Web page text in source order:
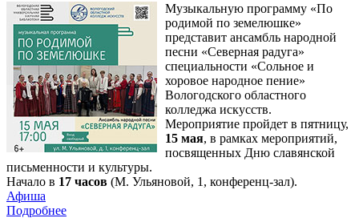
Музыкальную программу «По
родимой по земелюшке»
представит ансамбль народной
песни «Северная радуга»
специальности «Сольное и
хоровое народное пение»
Вологодского областного
колледжа искусств.
Мероприятие пройдет в пятницу,
15 мая, в рамках мероприятий,
посвященных Дню славянской
письменности и культуры.
Начало в 17 часов (М. Ульяновой, 1, конференц-зал).
Афиша
Подробнее